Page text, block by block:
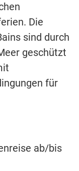
Die
sind durch
geschützt
für
ab/bis